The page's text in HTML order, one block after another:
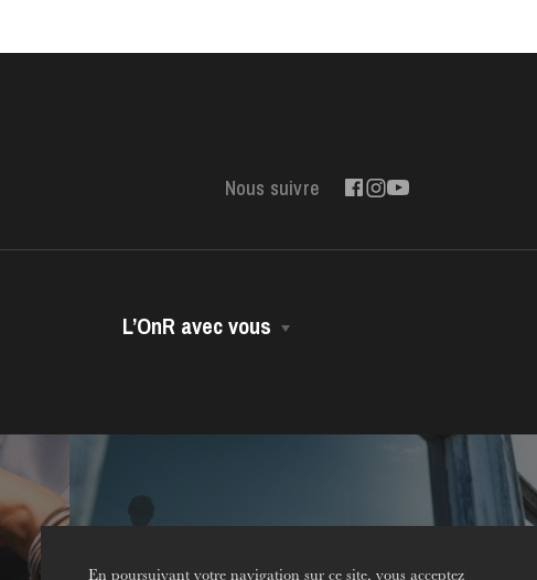
Nous suivre
L’OnR avec vous
Opéra-Bus
Contact